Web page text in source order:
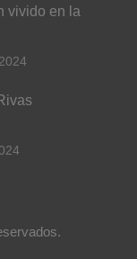
vivido en la